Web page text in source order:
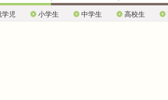
学児 小学生 中学生 高校生